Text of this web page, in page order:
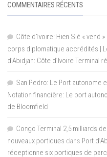
COMMENTAIRES RÉCENTS
Côte d'Ivoire: Hien Sié « vend
corps diplomatique accrédités |
d’Abidjan: Côte d’Ivoire
San Pedro: Le Port autonome
Notation financière: Le port
de Bloomfield
Congo Terminal 2,5 milliards
nouveaux portiques dans Port
réceptionne six portiques de parc